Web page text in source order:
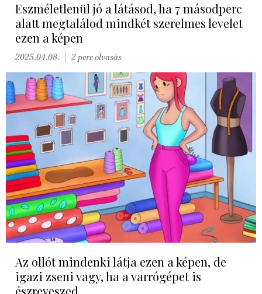
Eszméletlenül jó a látásod, ha 7 másodperc
alatt megtalálod mindkét szerelmes levelet
ezen a képen
2025.04.08. 2 perc olvasás
Az ollót mindenki látja ezen a képen, de
igazi zseni vagy, ha a varrógépet is
észreveszed